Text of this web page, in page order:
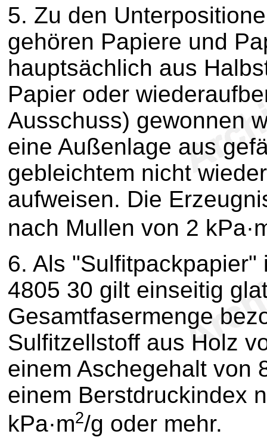
5. Zu den
gehören Papiere und
hauptsächlich aus
Papier oder
Ausschuss) gewonnen
eine Außenlage aus
gebleichtem nicht
aufweisen. Die
nach Mullen von 2
6. Als "Sulfitpackpapier"
4805 30 gilt einseitig
Gesamtfasermenge
Sulfitzellstoff aus Holz
einem Aschegehalt von
einem Berstdruckindex
kPa·m2/g oder mehr.